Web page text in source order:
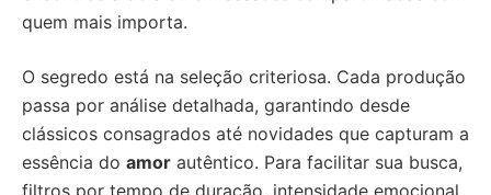
quem mais importa.
O segredo está na seleção criteriosa. Cada produção
passa por análise detalhada, garantindo desde
clássicos consagrados até novidades que capturam a
essência do amor autêntico. Para facilitar sua busca,
filtros por tempo de duração, intensidade emocional